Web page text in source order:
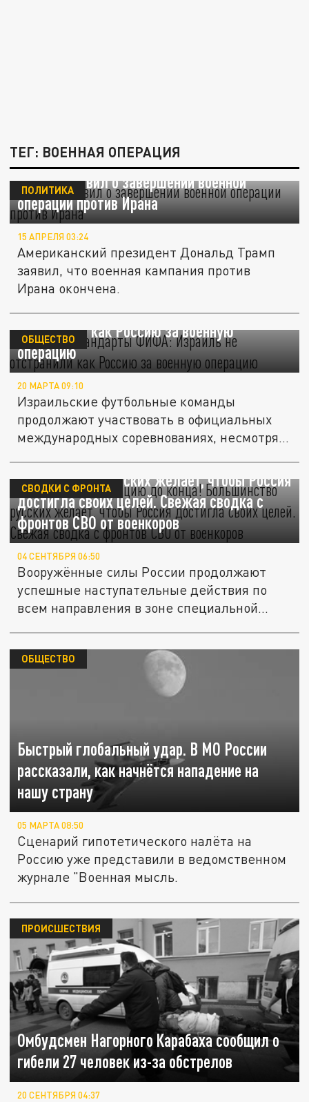
ТЕГ: ВОЕННАЯ ОПЕРАЦИЯ
Трамп объявил о завершении военной
операции против Ирана
ПОЛИТИКА
15 АПРЕЛЯ 03:24
Американский президент Дональд Трамп
заявил, что военная кампания против
Ирана окончена.
Двойные стандарты ФИФА: Израиль не
отстранили как Россию за военную
операцию
ОБЩЕСТВО
20 МАРТА 09:10
Израильские футбольные команды
продолжают участвовать в официальных
международных соревнованиях, несмотря
Довести спецоперацию до конца!
Большинство русских желает, чтобы Россия
достигла своих целей. Свежая сводка с
фронтов СВО от военкоров
СВОДКИ С ФРОНТА
04 СЕНТЯБРЯ 06:50
Вооружённые силы России продолжают
успешные наступательные действия по
всем направления в зоне специальной...
Быстрый глобальный удар. В МО России
рассказали, как начнётся нападение на
нашу страну
ОБЩЕСТВО
05 МАРТА 08:50
Сценарий гипотетического налёта на
Россию уже представили в ведомственном
журнале "Военная мысль.
Омбудсмен Нагорного Карабаха сообщил о
гибели 27 человек из-за обстрелов
ПРОИСШЕСТВИЯ
20 СЕНТЯБРЯ 04:37